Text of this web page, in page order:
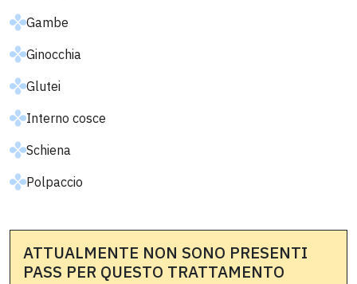
Gambe
Ginocchia
Glutei
Interno cosce
Schiena
Polpaccio
ATTUALMENTE NON SONO PRESENTI
PASS PER QUESTO TRATTAMENTO